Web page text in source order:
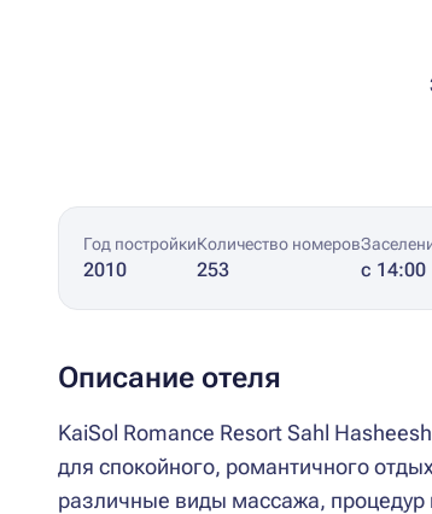
Год постройки
2010
Количество номеров
253 с 14:00
Описание отеля
KaiSol Romance Resort Sahl
для спокойного, романтичного
различные виды массажа, процедур